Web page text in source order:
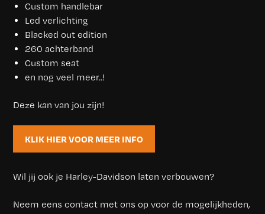
Custom handlebar
Led verlichting
Blacked out edition
260 achterband
Custom seat
en nog veel meer..!
Deze kan van jou zijn!
KLIK HIER VOOR MEER INFO
Wil jij ook je Harley-Davidson laten verbouwen?
Neem eens contact met ons op voor de mogelijkheden,